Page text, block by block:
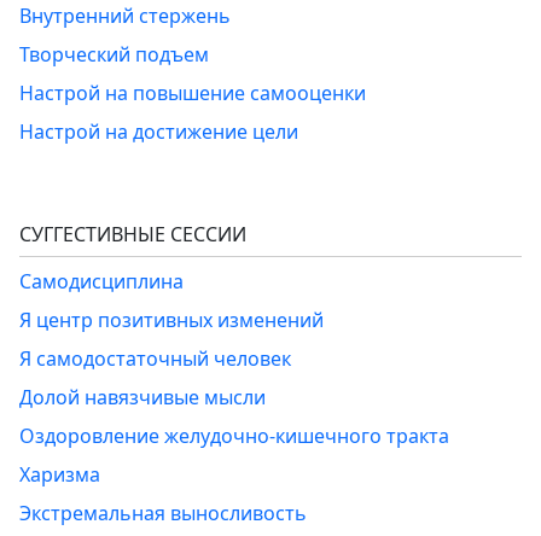
Внутренний стержень
Творческий подъем
Настрой на повышение самооценки
Настрой на достижение цели
СУГГЕСТИВНЫЕ СЕССИИ
Самодисциплина
Я центр позитивных изменений
Я самодостаточный человек
Долой навязчивые мысли
Оздоровление желудочно-кишечного тракта
Харизма
Экстремальная выносливость